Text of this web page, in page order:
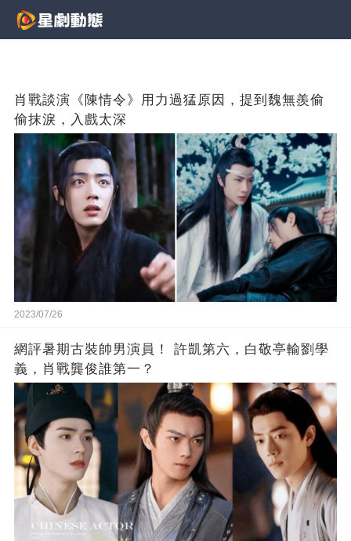
肖戰談演《陳情令》用力過猛原因，提到魏無羨偷
偷抹淚，入戲太深
2023/07/26
網評暑期古裝帥男演員！ 許凱第六，白敬亭輸劉學
義，肖戰龔俊誰第一？